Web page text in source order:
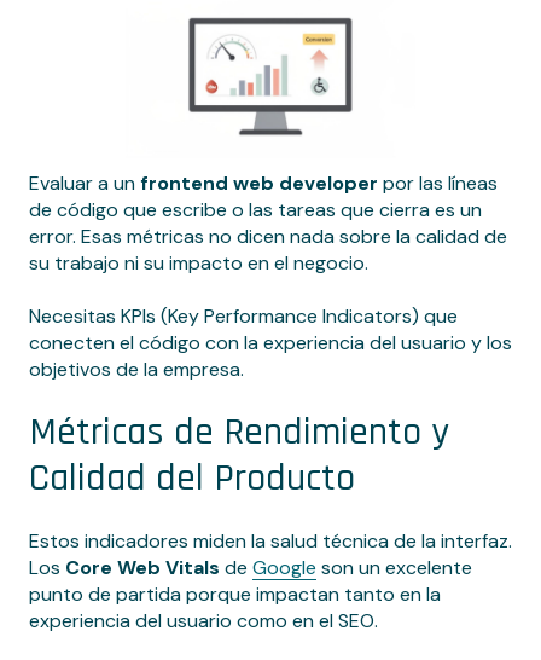
Evaluar a unfrontend web developer por las líneas
de código que escribe o las tareas que cierra es un
error. Esas métricas no dicen nada sobre la calidad de
su trabajo ni su impacto en el negocio.
Necesitas KPIs (Key Performance Indicators) que
conecten el código con la experiencia del usuario y los
objetivos de la empresa.
Métricas de Rendimiento y
Calidad del Producto
Estos indicadores miden la salud técnica de la interfaz.
Los Core Web Vitals de Google son un excelente
punto de partida porque impactan tanto en la
experiencia del usuario como en el SEO.